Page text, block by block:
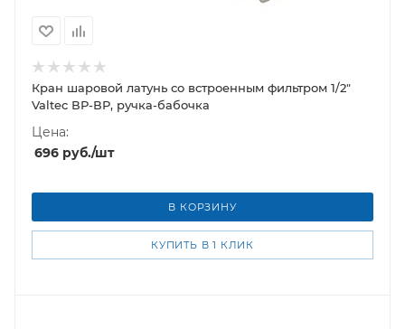
Кран шаровой латунь со встроенным фильтром 1/2"
Valtec ВР-ВР, ручка-бабочка
Цена:
696 руб./шт
В КОРЗИНУ
КУПИТЬ В 1 КЛИК